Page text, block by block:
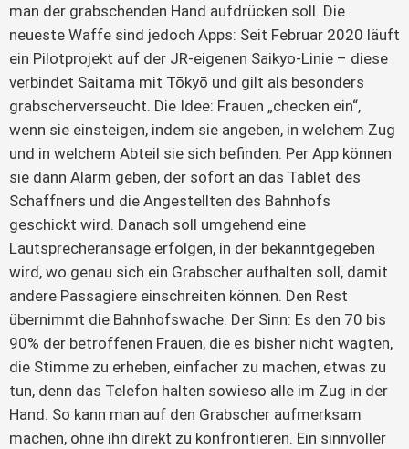
man der grabschenden Hand aufdrücken soll. Die
neueste Waffe sind jedoch Apps: Seit Februar 2020 läuft
ein Pilotprojekt auf der JR-eigenen Saikyo-Linie – diese
verbindet Saitama mit Tōkyō und gilt als besonders
grabscherverseucht. Die Idee: Frauen „checken ein“,
wenn sie einsteigen, indem sie angeben, in welchem Zug
und in welchem Abteil sie sich befinden. Per App können
sie dann Alarm geben, der sofort an das Tablet des
Schaffners und die Angestellten des Bahnhofs
geschickt wird. Danach soll umgehend eine
Lautsprecheransage erfolgen, in der bekanntgegeben
wird, wo genau sich ein Grabscher aufhalten soll, damit
andere Passagiere einschreiten können. Den Rest
übernimmt die Bahnhofswache. Der Sinn: Es den 70 bis
90% der betroffenen Frauen, die es bisher nicht wagten,
die Stimme zu erheben, einfacher zu machen, etwas zu
tun, denn das Telefon halten sowieso alle im Zug in der
Hand. So kann man auf den Grabscher aufmerksam
machen, ohne ihn direkt zu konfrontieren. Ein sinnvoller